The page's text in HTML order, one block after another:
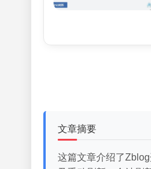
文章摘要
这篇文章介绍了